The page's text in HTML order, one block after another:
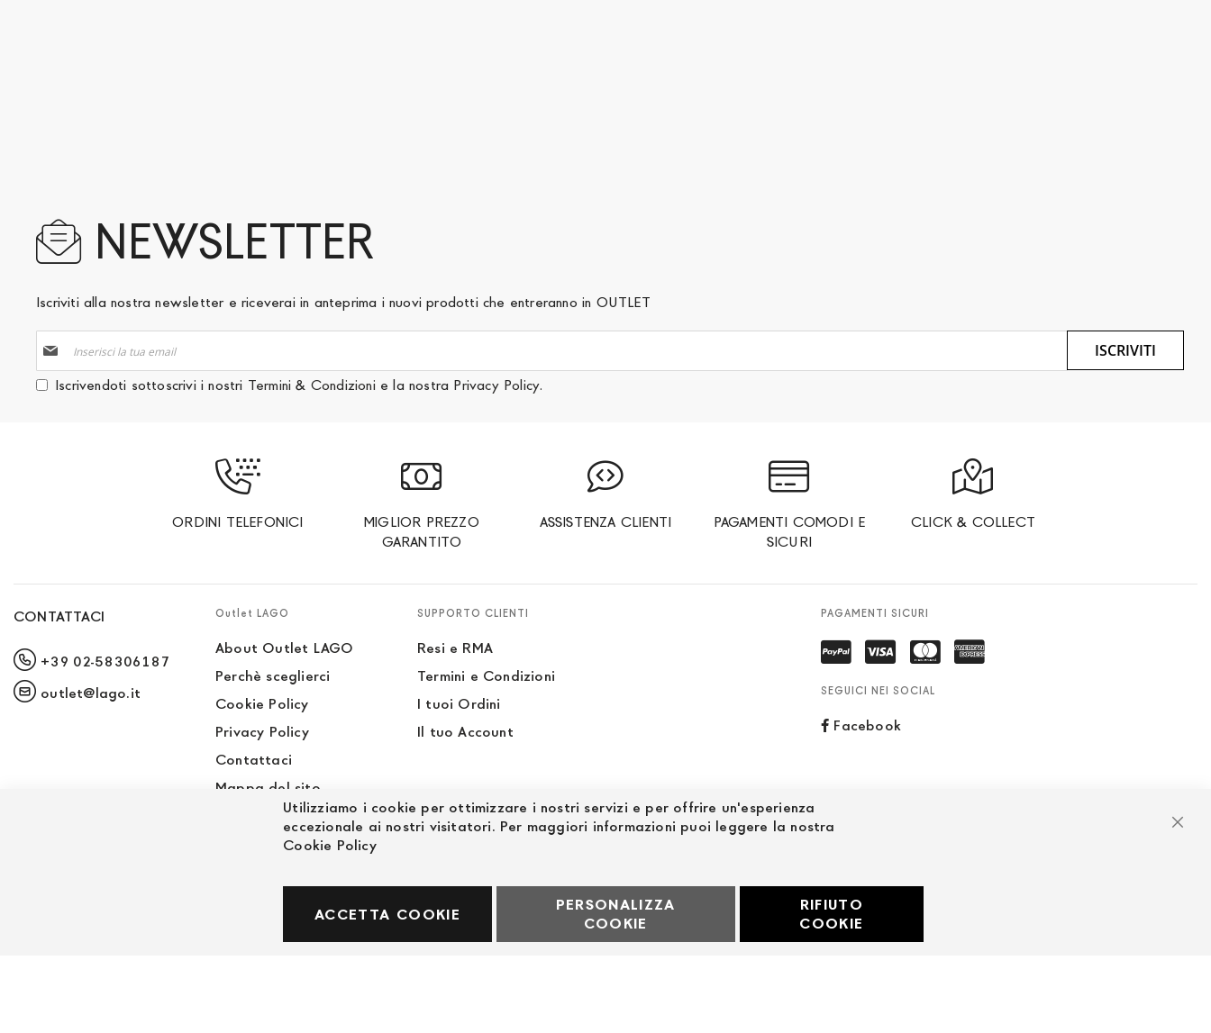
NEWSLETTER
Iscriviti alla nostra newsletter e riceverai in anteprima i nuovi prodotti che entreranno in OUTLET
alla
nostra
Newsletter:
Iscrivendoti sottoscrivi i nostri Termini & Condizioni e la nostra Privacy Policy.
ISCRIVITI
ORDINI TELEFONICI
MIGLIOR PREZZO
GARANTITO
ASSISTENZA CLIENTI
PAGAMENTI COMODI E
SICURI
CLICK & COLLECT
CONTATTACI
+39 02-58306187
outlet@lago.it
Outlet LAGO
About Outlet LAGO
Perchè sceglierci
Cookie Policy
Privacy Policy
Contattaci
Mappa del sito
Sito LAGO
SUPPORTO CLIENTI
Resi e RMA
Termini e Condizioni
I tuoi Ordini
Il tuo Account
PAGAMENTI SICURI
SEGUICI NEI SOCIAL
Facebook
© Powered by MAV Arreda s.r.l. | P.IVA IT05919160969
Utilizziamo i cookie per ottimizzare i nostri servizi e per offrire un'esperienza
eccezionale ai nostri visitatori. Per maggiori informazioni puoi leggere la nostra
Cookie Policy
ACCETTA COOKIE
PERSONALIZZA
COOKIE
RIFIUTO
COOKIE